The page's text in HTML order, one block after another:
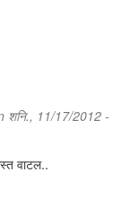
शनि., 11/17/2012 -
वाटल..